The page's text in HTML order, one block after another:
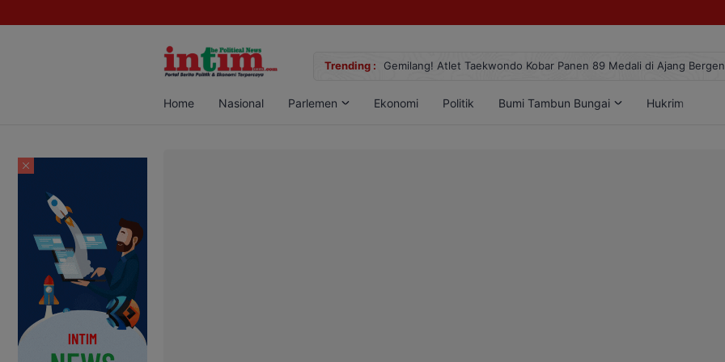
Trending :
Sabu di Pangkalan Bun, Dua Pelaku Diamankan Gemilang! Atlet Taekwondo Kobar Panen 89 Medali di Ajang
Home Nasional Parlemen Ekonomi Politik Bumi Tambun Bungai Hukrim